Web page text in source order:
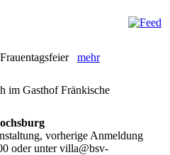
mehr
im Gasthof Fränkische
vorherige Anmeldung
oder unter villa@bsv-